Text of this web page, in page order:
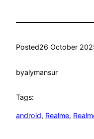
Posted26 October
byalymansur
Tags:
android, Realme,